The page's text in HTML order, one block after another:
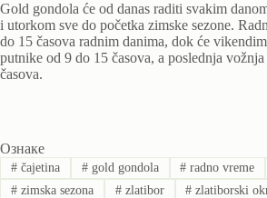
Gold gondola će od danas raditi svakim
i utorkom sve do početka zimske sezone.
do 15 časova radnim danima, dok će
putnike od 9 do 15 časova, a poslednja
časova.
Ознаке
#čajetina #gold gondola # radno vreme
#zimska sezona #zlatibor # zlatiborski